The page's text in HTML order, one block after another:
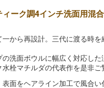
ーク調4インチ洗面用混合
から再設計。三代に渡る時
洗面ボウルに幅広く対応し
栓マチルダの代表作を是非ご
面をヘアライン加工で風合